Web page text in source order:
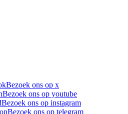
Bezoek ons op x
Bezoek ons op youtube
Bezoek ons op instagram
Bezoek ons op telegram